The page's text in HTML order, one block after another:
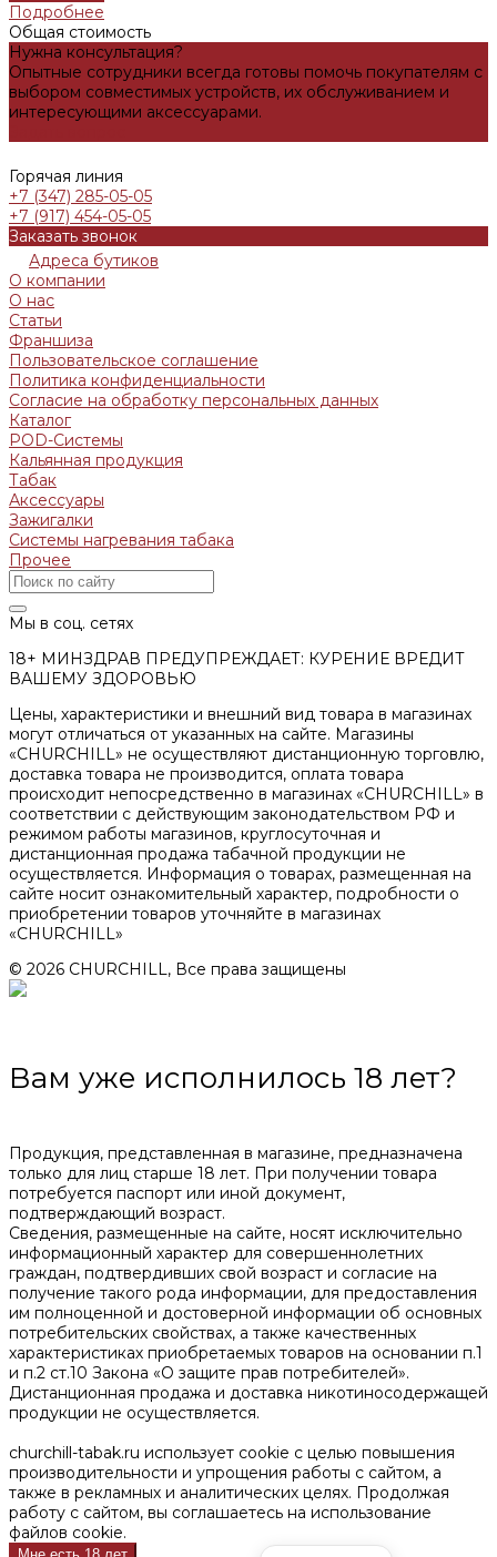
Подробнее
Общая стоимость
Нужна консультация?
Опытные сотрудники всегда готовы помочь покупателям с
выбором совместимых устройств, их обслуживанием и
интересующими аксессуарами.
Горячая линия
+7 (347) 285-05-05
+7 (917) 454-05-05
Заказать звонок
Адреса бутиков
О компании
О нас
Статьи
Франшиза
Пользовательское соглашение
Политика конфиденциальности
Согласие на обработку персональных данных
Каталог
POD-Системы
Кальянная продукция
Табак
Аксессуары
Зажигалки
Системы нагревания табака
Прочее
Мы в соц. сетях
18+ МИНЗДРАВ ПРЕДУПРЕЖДАЕТ: КУРЕНИЕ ВРЕДИТ
ВАШЕМУ ЗДОРОВЬЮ
Цены, характеристики и внешний вид товара в магазинах
могут отличаться от указанных на сайте. Магазины
«CHURCHILL» не осуществляют дистанционную торговлю,
доставка товара не производится, оплата товара
происходит непосредственно в магазинах «CHURCHILL» в
соответствии с действующим законодательством РФ и
режимом работы магазинов, круглосуточная и
дистанционная продажа табачной продукции не
осуществляется. Информация о товарах, размещенная на
сайте носит ознакомительный характер, подробности о
приобретении товаров уточняйте в магазинах
«CHURCHILL»
© 2026 CHURCHILL, Все права защищены
Вам уже исполнилось 18 лет?
Продукция, представленная в магазине, предназначена
только для лиц старше 18 лет. При получении товара
потребуется паспорт или иной документ,
подтверждающий возраст.
Сведения, размещенные на сайте, носят исключительно
информационный характер для совершеннолетних
граждан, подтвердивших свой возраст и согласие на
получение такого рода информации, для предоставления
им полноценной и достоверной информации об основных
потребительских свойствах, а также качественных
характеристиках приобретаемых товаров на основании п.1
и п.2 ст.10 Закона «О защите прав потребителей».
Дистанционная продажа и доставка никотиносодержащей
продукции не осуществляется.
churchill-tabak.ru использует cookie c целью повышения
производительности и упрощения работы с сайтом, а
также в рекламных и аналитических целях. Продолжая
работу с сайтом, вы соглашаетесь на использование
файлов cookie.
Мне есть 18 лет